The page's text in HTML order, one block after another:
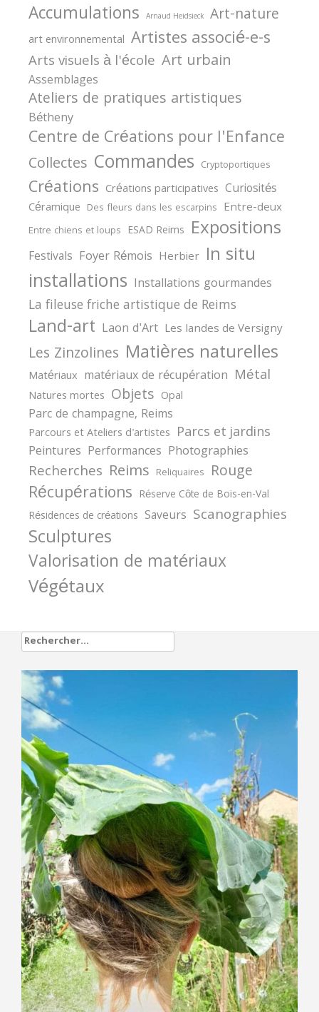
Accumulations Arnaud Heidsieck Art-nature
art environnemental Artistes associé-e-s
Arts visuels à l'école Art urbain
Assemblages
Ateliers de pratiques artistiques
Bétheny
Centre de Créations pour l'Enfance
Collectes Commandes Cryptoportiques
Créations Créations participatives Curiosités
Céramique Des fleurs dans les escarpins Entre-deux
Entre chiens et loups ESAD Reims Expositions
Festivals Foyer Rémois Herbier In situ
installations Installations gourmandes
La fileuse friche artistique de Reims
Land-art Laon d'Art Les landes de Versigny
Les Zinzolines Matières naturelles
Matériaux matériaux de récupération Métal
Natures mortes Objets Opal
Parc de champagne, Reims
Parcours et Ateliers d'artistes Parcs et jardins
Peintures Performances Photographies
Recherches Reims Reliquaires Rouge
Récupérations Réserve Côte de Bois-en-Val
Résidences de créations Saveurs Scanographies
Sculptures
Valorisation de matériaux
Végétaux
Rechercher :